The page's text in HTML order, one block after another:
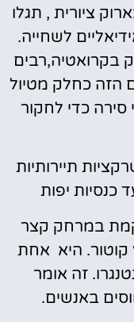
ציורית , תגלו
לשחייה.
בקרואטיה,רבים
הזה כחלק מטיול
סירה כדי לחקור
תיירותיות
כנסיות יפות
במרחק קצר
קוטור. היא אחת
זה אומר
באנשים.